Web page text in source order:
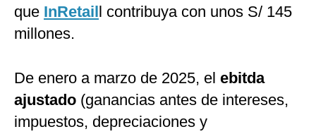
que InRetaill contribuya con unos S/ 145
millones.
De enero a marzo de 2025, el ebitda
ajustado (ganancias antes de intereses,
impuestos, depreciaciones y